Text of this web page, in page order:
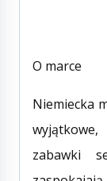
O marce
Niemiecka
zabawki